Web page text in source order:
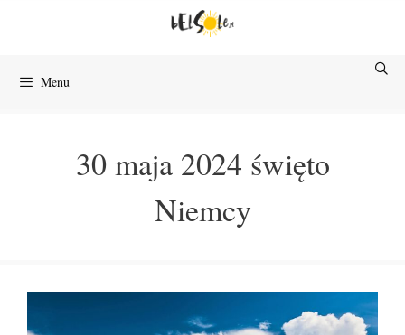
Menu
30 maja 2024 święto
Niemcy